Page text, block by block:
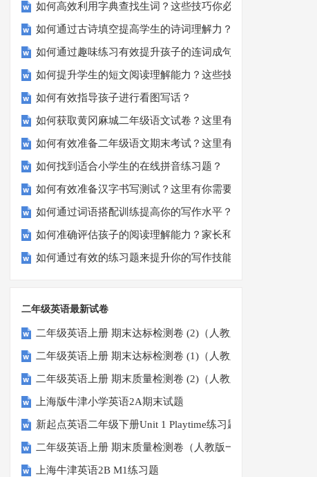
如何高效利用字典查找生词？这些技巧你必须知道！
如何通过古诗填空提高学生的诗词理解力？
如何通过趣味练习有效提升孩子的连词成句能力？
如何提升学生的短文阅读理解能力？这些技巧你一定要知道！
如何有效指导孩子进行看图写话？
如何获取黄冈麻城二年级语文试卷？这里有你需要的答案！
如何有效准备二年级语文期末考试？这里有份模拟试题等你
如何找到适合小学生的在线拼音练习题？
如何有效准备汉字书写测试？这里有你需要知道的一切
如何通过词语搭配训练提高你的写作水平？
如何准确评估孩子的阅读理解能力？家长和教师必看！
如何通过有效的练习题来提升你的写作技能？
二年级英语最新试卷
二年级英语上册 期末达标检测卷 (2)（人教版一起点）
二年级英语上册 期末达标检测卷 (1)（人教版一起点）
二年级英语上册 期末质量检测卷 (2)（人教版一起点）
上海版牛津小学英语2A期末试题
新起点英语二年级下册Unit 1 Playtime练习题
二年级英语上册 期末质量检测卷（人教版一起点）
上海牛津英语2B M1练习题